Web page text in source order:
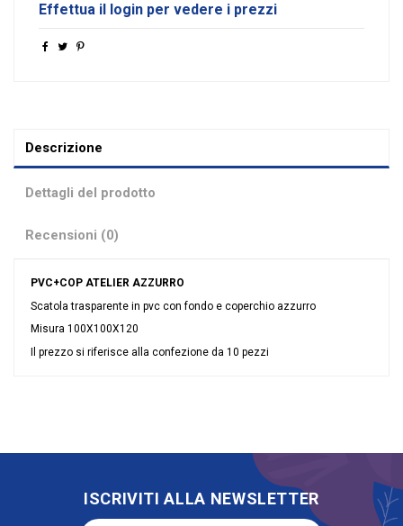
Effettua il login per vedere i prezzi
Descrizione
Dettagli del prodotto
Recensioni (0)
PVC+COP ATELIER AZZURRO
Scatola trasparente in pvc con fondo e coperchio azzurro
Misura 100X100X120
Il prezzo si riferisce alla confezione da 10 pezzi
Riordinabile No
ISCRIVITI ALLA NEWSLETTER